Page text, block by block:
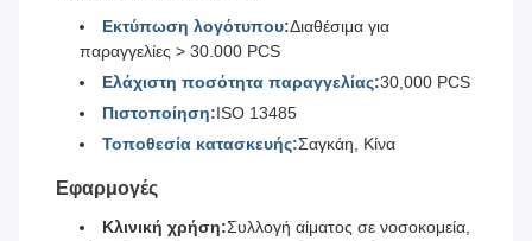
Εκτύπωση λογότυπου:Διαθέσιμα για
παραγγελίες > 30.000 PCS
Ελάχιστη ποσότητα παραγγελίας:30,000 PCS
Πιστοποίηση:ISO 13485
Τοποθεσία κατασκευής:Σαγκάη, Κίνα
Εφαρμογές
Κλινική χρήση:Συλλογή αίματος σε νοσοκομεία,